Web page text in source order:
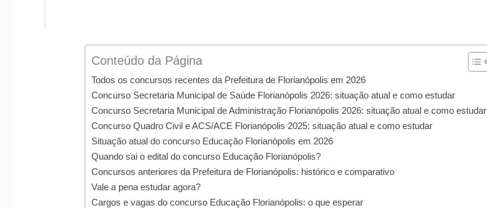
Conteúdo da Página
Todos os concursos recentes da Prefeitura de Florianópolis em 2026
Concurso Secretaria Municipal de Saúde Florianópolis 2026: situação atual e como estudar
Concurso Secretaria Municipal de Administração Florianópolis 2026: situação atual e como estudar
Concurso Quadro Civil e ACS/ACE Florianópolis 2025: situação atual e como estudar
Situação atual do concurso Educação Florianópolis em 2026
Quando sai o edital do concurso Educação Florianópolis?
Concursos anteriores da Prefeitura de Florianópolis: histórico e comparativo
Vale a pena estudar agora?
Cargos e vagas do concurso Educação Florianópolis: o que esperar